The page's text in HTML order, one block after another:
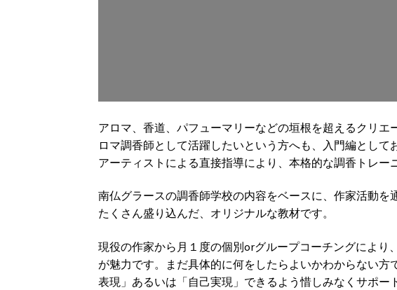
アロマ、香道、パフューマリーなどの垣根を超えるクリ
ロマ調香師として活躍したいという方へも、入門編とし
アーティストによる直接指導により、本格的な調香トレー
南仏グラースの調香師学校の内容をベースに、作家活動
たくさん盛り込んだ、オリジナルな教材です。
現役の作家から月１度の個別orグループコーチングによ
が魅力です。まだ具体的に何をしたらよいかわからない
表現」あるいは「自己実現」できるよう惜しみなくサポ